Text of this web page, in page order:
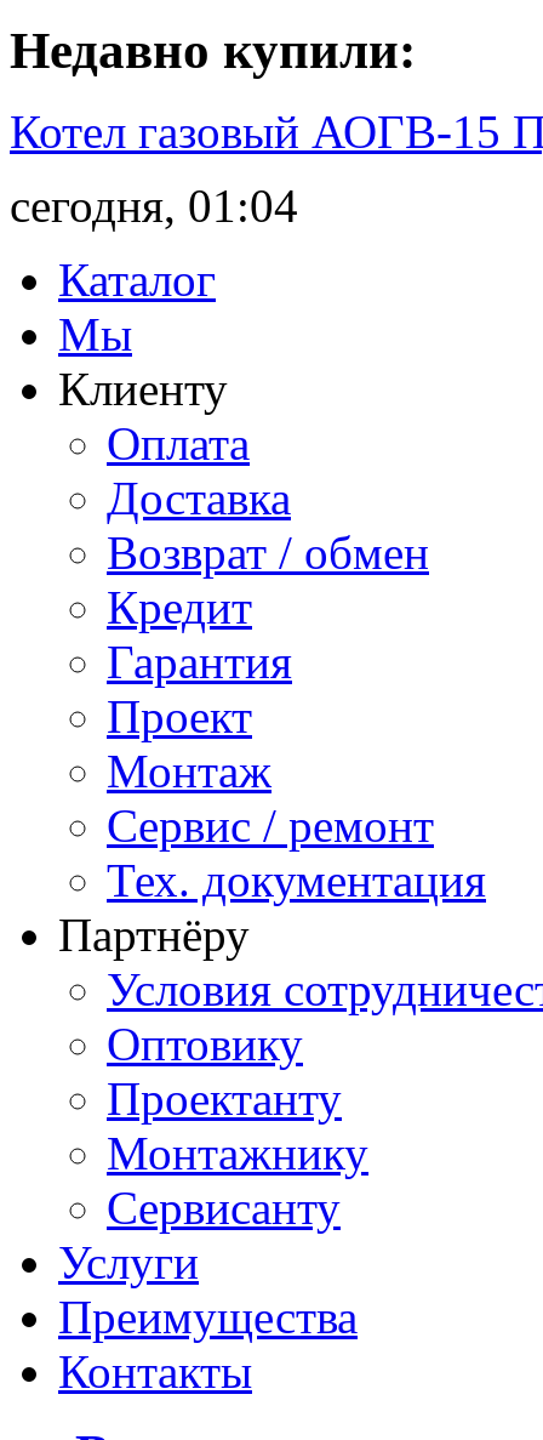
Недавно купили:
Котел газовый АОГВ-
сегодня, 01:04
Каталог
Мы
Клиенту
Оплата
Доставка
Возврат / обмен
Кредит
Гарантия
Проект
Монтаж
Сервис / ремонт
Тех. документация
Партнёру
Условия
Оптовику
Проектанту
Монтажнику
Сервисанту
Услуги
Преимущества
Контакты